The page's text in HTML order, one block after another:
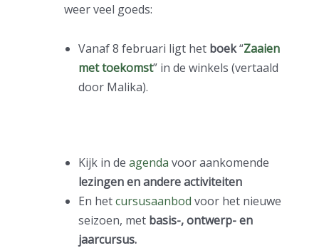
weer veel goeds:
Vanaf 8 februari ligt het boek“Zaaien
met toekomst” in de winkels (vertaald
door Malika).
Kijk in de agenda voor aankomende
lezingen en andere activiteiten
En hetcursusaanbod voor het nieuwe
seizoen, met basis-, ontwerp- en
jaarcursus.